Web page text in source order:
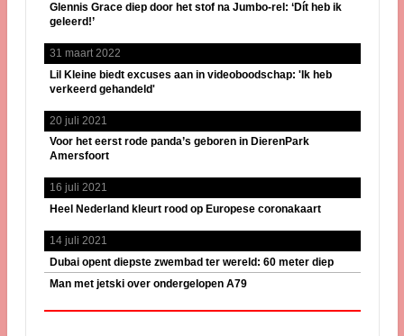
Glennis Grace diep door het stof na Jumbo-rel: ‘Dít heb ik
geleerd!’
31 maart 2022
Lil Kleine biedt excuses aan in videoboodschap: 'Ik heb
verkeerd gehandeld'
20 juli 2021
Voor het eerst rode panda’s geboren in DierenPark
Amersfoort
16 juli 2021
Heel Nederland kleurt rood op Europese coronakaart
14 juli 2021
Dubai opent diepste zwembad ter wereld: 60 meter diep
Man met jetski over ondergelopen A79